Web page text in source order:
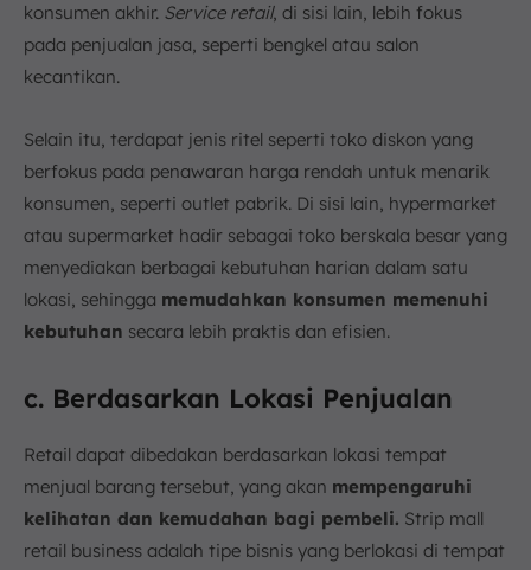
konsumen akhir. Service retail, di sisi lain, lebih fokus
pada penjualan jasa, seperti bengkel atau salon
kecantikan.
Selain itu, terdapat jenis ritel seperti toko diskon yang
berfokus pada penawaran harga rendah untuk menarik
konsumen, seperti outlet pabrik. Di sisi lain, hypermarket
atau supermarket hadir sebagai toko berskala besar yang
menyediakan berbagai kebutuhan harian dalam satu
lokasi, sehingga memudahkan konsumen memenuhi
kebutuhan secara lebih praktis dan efisien.
c. Berdasarkan Lokasi Penjualan
Retail dapat dibedakan berdasarkan lokasi tempat
menjual barang tersebut, yang akan mempengaruhi
kelihatan dan kemudahan bagi pembeli. Strip mall
retail business adalah tipe bisnis yang berlokasi di tempat